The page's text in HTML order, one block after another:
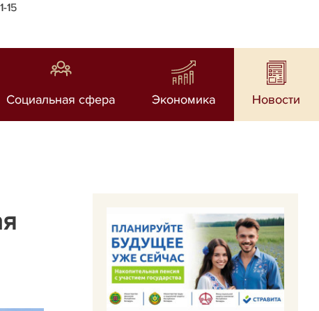
15
Социальная сфера Экономика Новости